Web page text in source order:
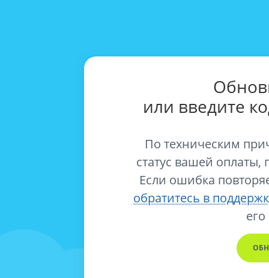
или введите
По техническим
статус вашей оплаты,
Если ошибка
обратитесь в
его